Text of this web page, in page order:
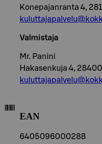
Konepajanranta 4,
Valmistaja
Mr. Panini
Hakasenkuja 4,
EAN
6405096000288